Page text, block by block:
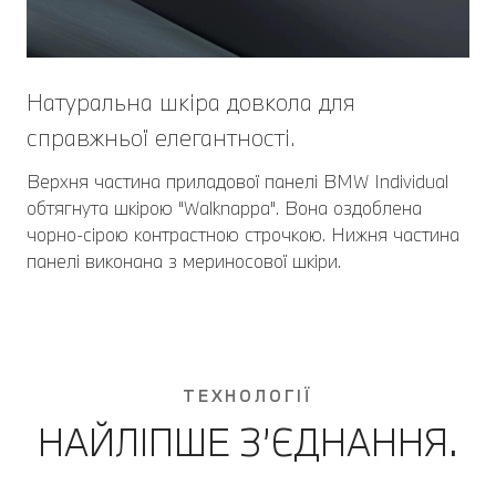
Натуральна шкіра довкола для
справжньої елегантності.
Верхня частина приладової панелі BMW Individual
обтягнута шкірою "Walknappa". Вона оздоблена
чорно-сірою контрастною строчкою. Нижня частина
панелі виконана з мериносової шкіри.
ТЕХНОЛОГІЇ
НАЙЛІПШЕ З’ЄДНАННЯ.